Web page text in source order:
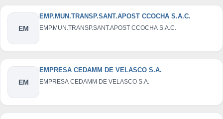
EM
EMP.MUN.TRANSP.SANT.APOST CCOCHA S.A.C.
EMP.MUN.TRANSP.SANT.APOST CCOCHA S.A.C.
EM
EMPRESA CEDAMM DE VELASCO S.A.
EMPRESA CEDAMM DE VELASCO S.A.